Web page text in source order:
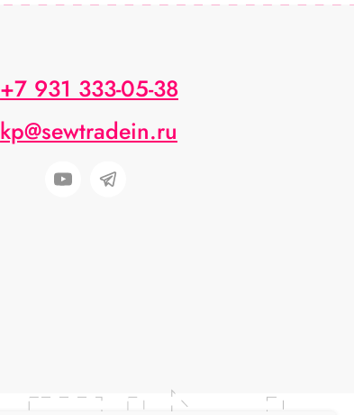
+7 931 333-05-38
kp@sewtradein.ru